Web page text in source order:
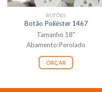
BOTÕES
Botão Poliéster 1467
Tamanho 18"
Abamento:Perolado
ORÇAR